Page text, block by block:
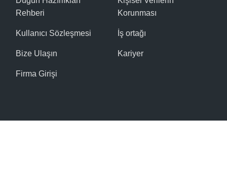
Rehberi
Kullanıcı Sözleşmesi
Bize Ulaşın
Firma Girişi
Korunması
İş ortağı
Kariyer